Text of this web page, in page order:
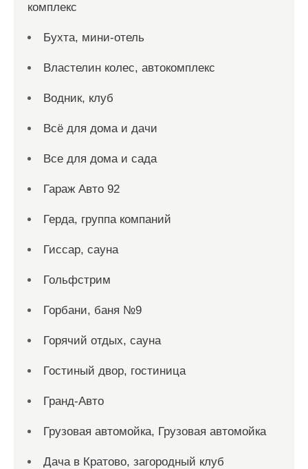
комплекс
Бухта, мини-отель
Властелин колес, автокомплекс
Водник, клуб
Всё для дома и дачи
Все для дома и сада
Гараж Авто 92
Герда, группа компаний
Гиссар, сауна
Гольфстрим
Горбани, баня №9
Горячий отдых, сауна
Гостиный двор, гостиница
Гранд-Авто
Грузовая автомойка, Грузовая автомойка
Дача в Кратово, загородный клуб